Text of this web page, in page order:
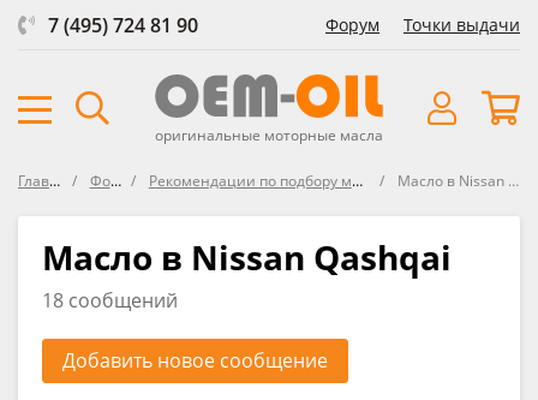
7 (495) 724 81 90 Форум Точки выдачи
оригинальные моторные масла
Главная Форум Рекомендации по подбору масла в Nissan Масло в Nissan Qashqai
Масло в Nissan Qashqai
18 сообщений
Добавить новое сообщение